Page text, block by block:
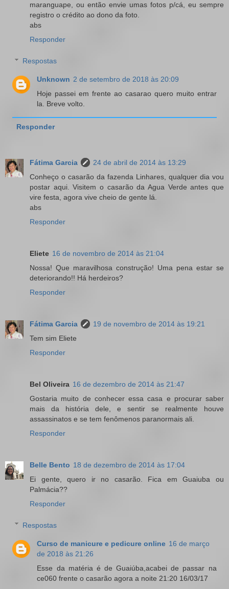
maranguape, ou então envie umas fotos p/cá, eu sempre
registro o crédito ao dono da foto.
abs
Responder
Respostas
Unknown 2 de setembro de 2018 às 20:09
Hoje passei em frente ao casarao quero muito entrar
la. Breve volto.
Responder
Fátima Garcia
24 de abril de 2014 às 13:29
Conheço o casarão da fazenda Linhares, qualquer dia vou
postar aqui. Visitem o casarão da Agua Verde antes que
vire festa, agora vive cheio de gente lá.
abs
Responder
Eliete 16 de novembro de 2014 às 21:04
Nossa! Que maravilhosa construção! Uma pena estar se
deteriorando!! Há herdeiros?
Responder
Fátima Garcia
19 de novembro de 2014 às 19:21
Tem sim Eliete
Responder
Bel Oliveira 16 de dezembro de 2014 às 21:47
Gostaria muito de conhecer essa casa e procurar saber
mais da história dele, e sentir se realmente houve
assassinatos e se tem fenômenos paranormais ali.
Responder
Belle Bento 18 de dezembro de 2014 às 17:04
Ei gente, quero ir no casarão. Fica em Guaiuba ou
Palmácia??
Responder
Respostas
Curso de manicure e pedicure online 16 de março
de 2018 às 21:26
Esse da matéria é de Guaiúba,acabei de passar na
ce060 frente o casarão agora a noite 21:20 16/03/17